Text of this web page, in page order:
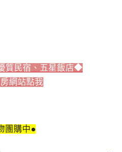
質民宿、五星飯店◆
網站點我
團購中●